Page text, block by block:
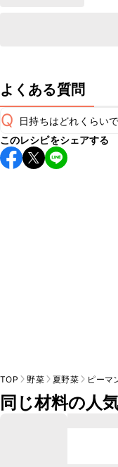
よくある質問
Q 日持ちはどれくらい
保存期間は冷蔵で翌
し上がりください。
このレシピをシェアする
TOP 野菜 夏野菜 ピーマ
同じ材料の人